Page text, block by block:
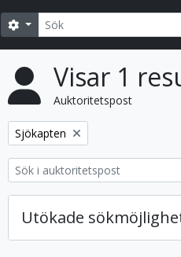
SökSearch options
Visar 1
Auktoritetspost
Remove filter:
Sjökapten
Utökade